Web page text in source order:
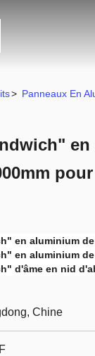
> Panneaux En
en aluminium
en aluminium
d'âme en nid
Chine